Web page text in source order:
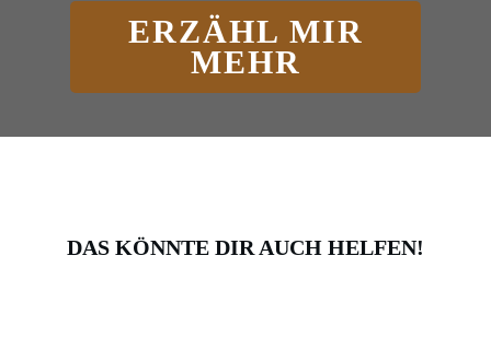
ERZÄHL MIR
MEHR
DAS KÖNNTE DIR AUCH HELFEN!